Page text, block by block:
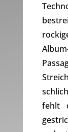
fehlt